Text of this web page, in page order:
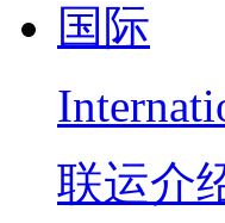
国际
联运介